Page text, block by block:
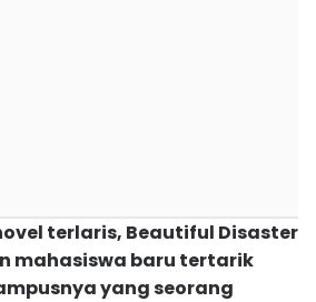
terlaris, Beautiful Disaster
mahasiswa baru tertarik
yang seorang